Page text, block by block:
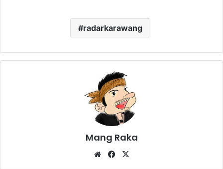
radarkarawang
Mang Raka
WebsiteFacebook